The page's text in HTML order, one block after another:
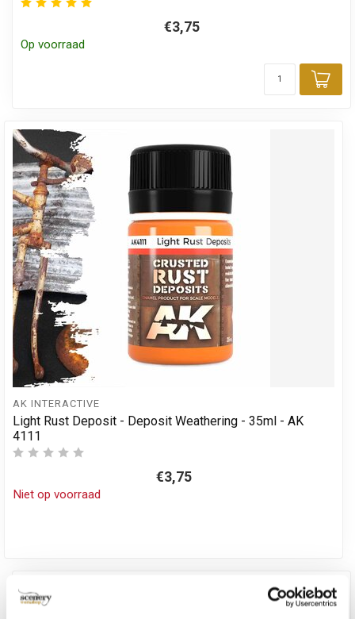
€3,75
Op voorraad
AK INTERACTIVE
Light Rust Deposit - Deposit Weathering - 35ml - AK
4111
€3,75
Niet op voorraad